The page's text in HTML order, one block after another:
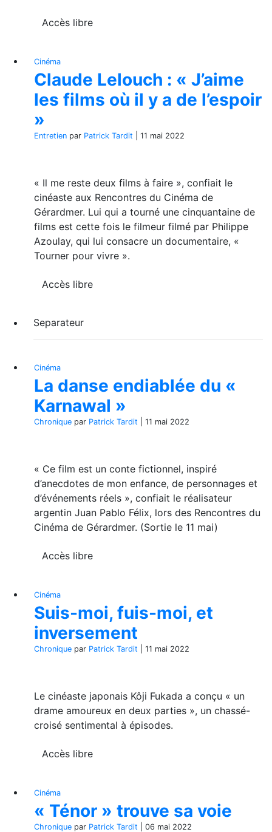
Accès libre
Cinéma
Claude Lelouch : « J’aime
les films où il y a de l’espoir
»
Entretien par Patrick Tardit 11 mai 2022
« Il me reste deux films à faire », confiait le
cinéaste aux Rencontres du Cinéma de
Gérardmer. Lui qui a tourné une cinquantaine de
films est cette fois le filmeur filmé par Philippe
Azoulay, qui lui consacre un documentaire, «
Tourner pour vivre ».
Accès libre
Separateur
Cinéma
La danse endiablée du «
Karnawal »
Chronique par Patrick Tardit 11 mai 2022
« Ce film est un conte fictionnel, inspiré
d’anecdotes de mon enfance, de personnages et
d’événements réels », confiait le réalisateur
argentin Juan Pablo Félix, lors des Rencontres du
Cinéma de Gérardmer. (Sortie le 11 mai)
Accès libre
Cinéma
Suis-moi, fuis-moi, et
inversement
Chronique par Patrick Tardit 11 mai 2022
Le cinéaste japonais Kôji Fukada a conçu « un
drame amoureux en deux parties », un chassé-
croisé sentimental à épisodes.
Accès libre
Cinéma
« Ténor » trouve sa voie
Chronique par Patrick Tardit 06 mai 2022